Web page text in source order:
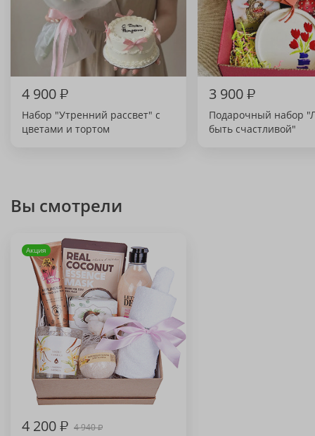
4 900₽
Набор "Утренний рассвет" с
цветами и тортом
3 900₽
Подарочный набор
быть счастливой"
Вы смотрели
Акция
4 200₽ 4 940₽